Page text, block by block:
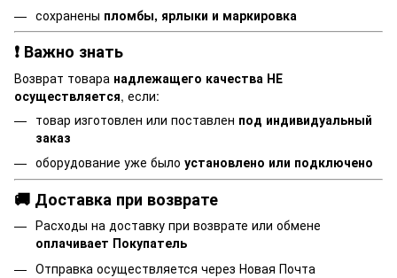
сохранены пломбы, ярлыки и маркировка
❗ Важно знать
Возврат товара надлежащего качества НЕ
осуществляется, если:
товар изготовлен или поставлен под индивидуальный
заказ
оборудование уже было установлено или подключено
🚚 Доставка при возврате
Расходы на доставку при возврате или обмене
оплачивает Покупатель
Отправка осуществляется через Новая Почта